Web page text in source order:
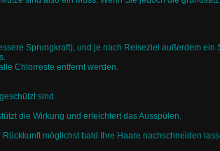
Sprungkraft), und je nach Reiseziel außerdem ein
Chlorreste entfernt werden.
sind.
die Wirkung und erleichtert das Ausspülen.
möglichst bald Ihre Haare nachschneiden